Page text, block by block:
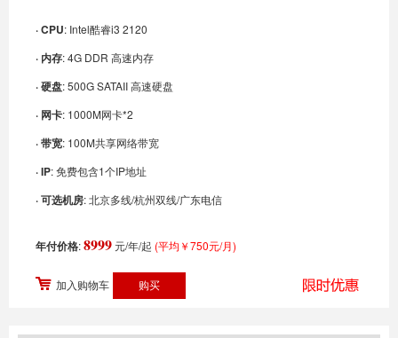
· CPU: Intel酷睿i3 2120
· 内存: 4G DDR 高速内存
· 硬盘: 500G SATAII 高速硬盘
· 网卡: 1000M网卡*2
· 带宽: 100M共享网络带宽
· IP: 免费包含1个IP地址
· 可选机房: 北京多线/杭州双线/广东电信
年付价格:8999元/年/起 (平均￥750元/月)
加入购物车